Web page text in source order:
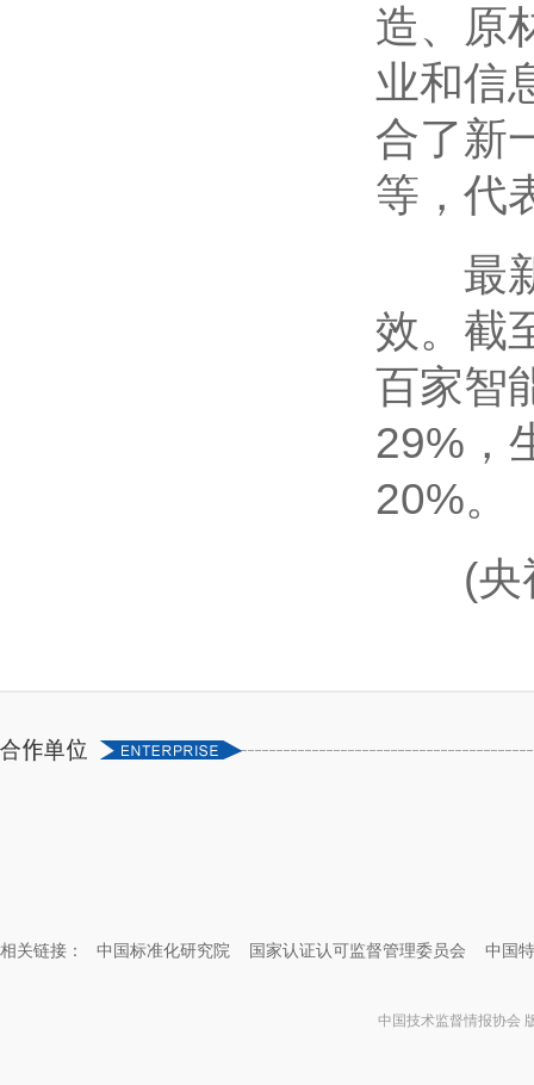
造、原
业和信
合了新
等，代
最新
效。截
百家智
29%，
20%。
(央视
相关链接： 中国标准化研究院 国家认证认可监督管理委员会 中国
中国技术监督情报协会